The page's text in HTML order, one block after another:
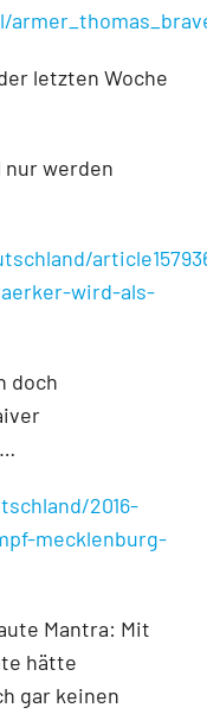
letzten Woche
nur werden
wird-als-
doch
2016-
mecklenburg-
Mantra: Mit
hätte
gar keinen